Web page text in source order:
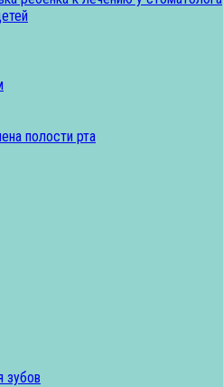
полости рта
зубов